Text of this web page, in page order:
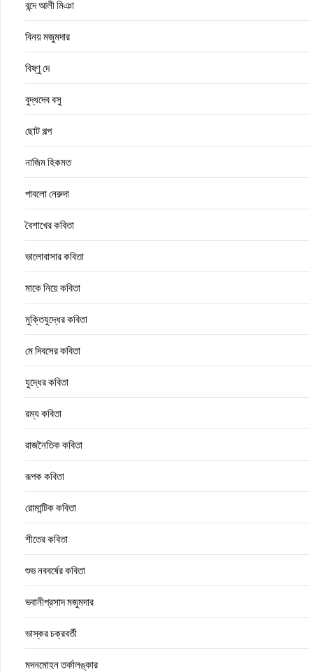
বন্দে আলী মিঞা
বিনয় মজুমদার
বিষ্ণু দে
বুদ্ধদেব বসু
ছোট গল্প
নাজিম হিকমত
পাবলো নেরুদা
বৈশাখের কবিতা
ভালোবাসার কবিতা
মাকে নিয়ে কবিতা
মুক্তিযুদ্ধের কবিতা
মে দিবসের কবিতা
যুদ্ধের কবিতা
রম্য কবিতা
রাজনৈতিক কবিতা
রূপক কবিতা
রোমান্টিক কবিতা
শীতের কবিতা
শুভ নববর্ষের কবিতা
ভবানীপ্রসাদ মজুমদার
ভাস্কর চক্রবর্তী
মদনমোহন তর্কালঙ্কার